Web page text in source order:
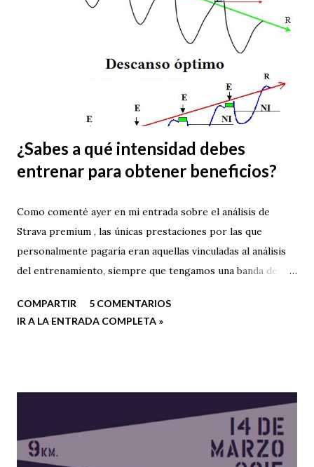
¿Sabes a qué intensidad debes
entrenar para obtener beneficios?
Como comenté ayer en mi entrada sobre el análisis de
Strava premium , las únicas prestaciones por las que
personalmente pagaría eran aquellas vinculadas al análisis
del entrenamiento, siempre que tengamos una banda de
no es el caso, o el coste se nos dispara demasiado, una
COMPARTIR
5 COMENTARIOS
IR A LA ENTRADA COMPLETA »